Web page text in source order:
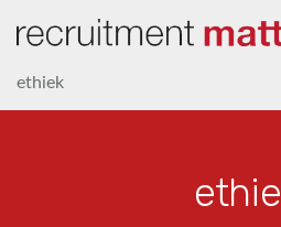
ethiek